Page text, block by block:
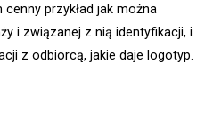
przykład jak można
i związanej z nią identyfikacji, i
z odbiorcą, jakie daje logotyp.